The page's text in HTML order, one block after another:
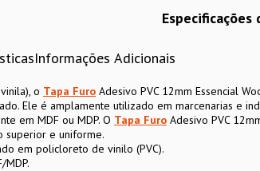
Especificações
Informações Adicionais
o Tapa Furo Adesivo PVC 12mm Essencial
Ele é amplamente utilizado em marcenarias e
em MDF ou MDP. O Tapa Furo Adesivo PVC
superior e uniforme.
em policloreto de vinilo (PVC).